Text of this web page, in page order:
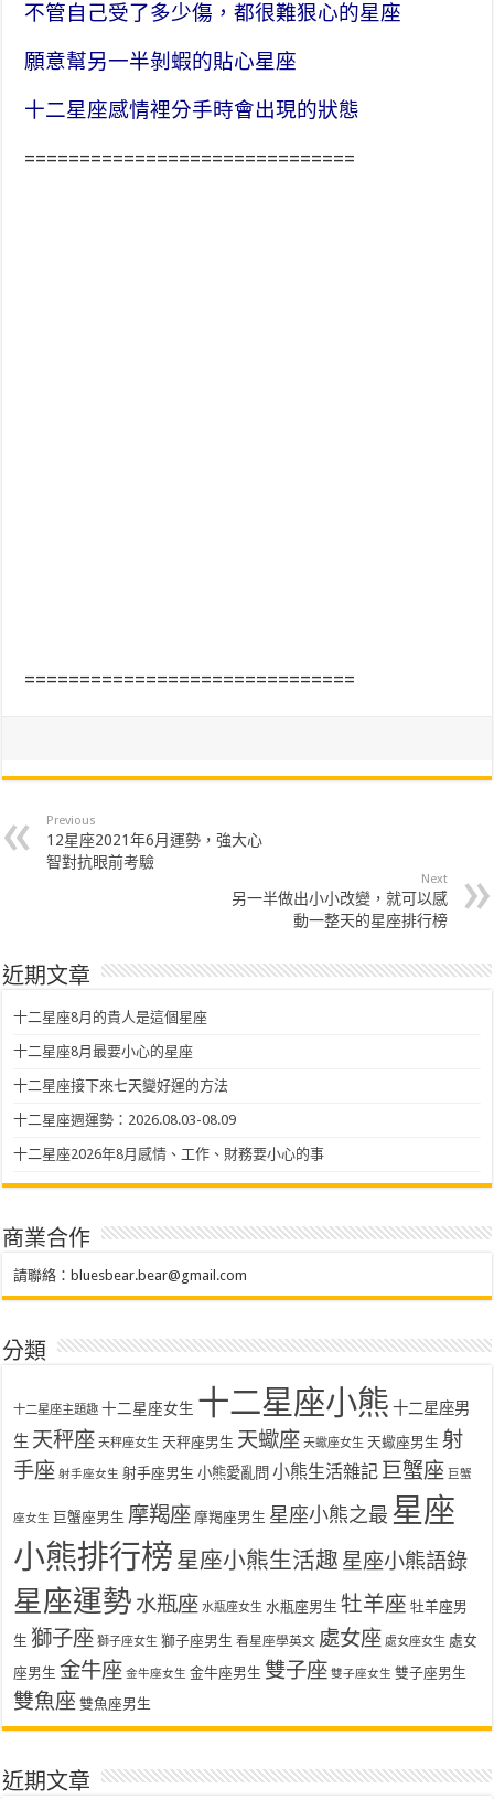
不管自己受了多少傷，都很難狠心的星座
願意幫另一半剝蝦的貼心星座
十二星座感情裡分手時會出現的狀態
==============================
==============================
Previous
12星座2021年6月運勢，強大心
智對抗眼前考驗
Next
另一半做出小小改變，就可以感
動一整天的星座排行榜
近期文章
十二星座8月的貴人是這個星座
十二星座8月最要小心的星座
十二星座接下來七天變好運的方法
十二星座週運勢：2026.08.03-08.09
十二星座2026年8月感情、工作、財務要小心的事
商業合作
請聯絡： bluesbear.bear@gmail.com
分類
十二星座主題趣 十二星座女生 十二星座小熊 十二星座男
生 天秤座 天秤座女生 天秤座男生 天蠍座 天蠍座女生 天蠍座男生 射
手座 射手座女生 射手座男生 小熊愛亂問 小熊生活雜記 巨蟹座 巨蟹
座女生 巨蟹座男生 摩羯座 摩羯座男生 星座小熊之最 星座
小熊排行榜 星座小熊生活趣 星座小熊語錄
星座運勢 水瓶座 水瓶座女生 水瓶座男生 牡羊座 牡羊座男
生 獅子座 獅子座女生 獅子座男生 看星座學英文 處女座 處女座女生 處女
座男生 金牛座 金牛座女生 金牛座男生 雙子座 雙子座女生 雙子座男生
雙魚座 雙魚座男生
近期文章